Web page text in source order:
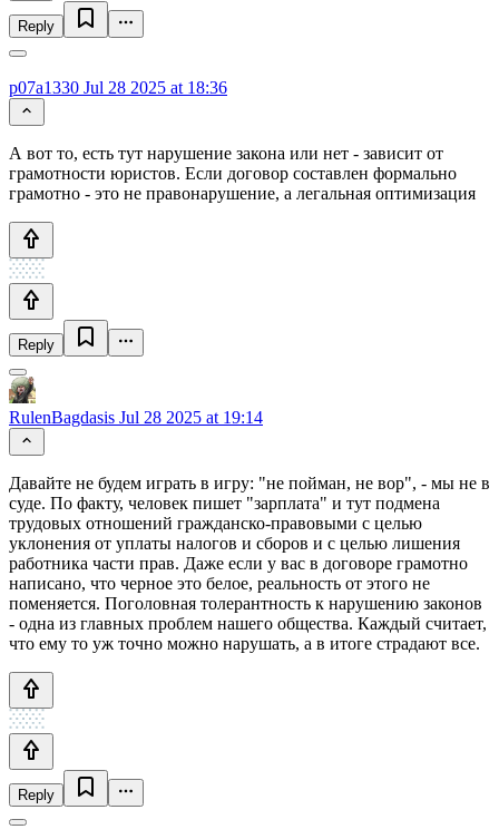
Reply
p07a1330 Jul 28 2025 at 18:36
А вот то, есть тут нарушение закона или нет - зависит от
грамотности юристов. Если договор составлен формально
грамотно - это не правонарушение, а легальная оптимизация
Reply
RulenBagdasis Jul 28 2025 at 19:14
Давайте не будем играть в игру: "не пойман, не вор", - мы не в
суде. По факту, человек пишет "зарплата" и тут подмена
трудовых отношений гражданско-правовыми с целью
уклонения от уплаты налогов и сборов и с целью лишения
работника части прав. Даже если у вас в договоре грамотно
написано, что черное это белое, реальность от этого не
поменяется. Поголовная толерантность к нарушению законов
- одна из главных проблем нашего общества. Каждый считает,
что ему то уж точно можно нарушать, а в итоге страдают все.
Reply